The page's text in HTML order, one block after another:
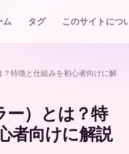
ム タグ このサイトにつ
特徴と仕組みを初心者向けに解
）とは？特
者向けに解説